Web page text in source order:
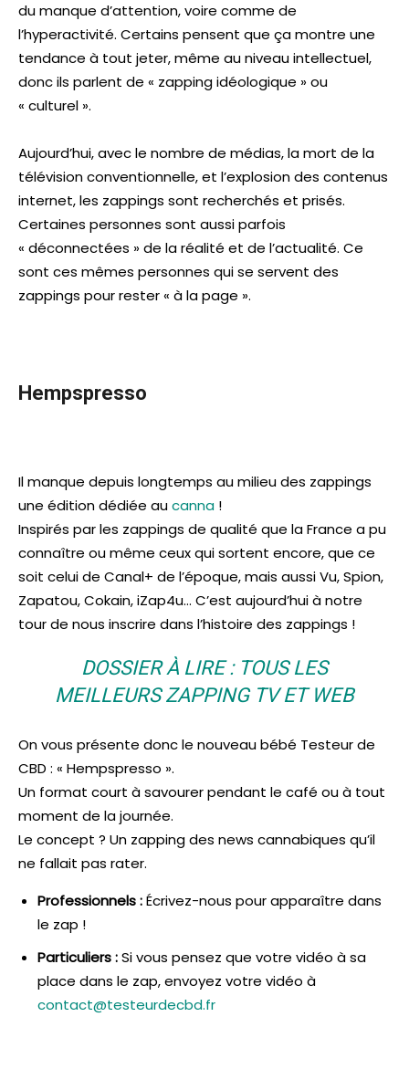
du manque d’attention, voire comme de
l’hyperactivité. Certains pensent que ça montre une
tendance à tout jeter, même au niveau intellectuel,
donc ils parlent de « zapping idéologique » ou
« culturel ».
Aujourd’hui, avec le nombre de médias, la mort de la
télévision conventionnelle, et l’explosion des contenus
internet, les zappings sont recherchés et prisés.
Certaines personnes sont aussi parfois
« déconnectées » de la réalité et de l’actualité. Ce
sont ces mêmes personnes qui se servent des
zappings pour rester « à la page ».
Hempspresso
Il manque depuis longtemps au milieu des zappings
une édition dédiée aucanna !
Inspirés par les zappings de qualité que la France a pu
connaître ou même ceux qui sortent encore, que ce
soit celui de Canal+ de l’époque, mais aussi Vu, Spion,
Zapatou, Cokain, iZap4u… C’est aujourd’hui à notre
tour de nous inscrire dans l’histoire des zappings !
DOSSIER À LIRE : TOUS LES
MEILLEURS ZAPPING TV ET WEB
On vous présente donc le nouveau bébé Testeur de
CBD : « Hempspresso ».
Un format court à savourer pendant le café ou à tout
moment de la journée.
Le concept ? Un zapping des news cannabiques qu’il
ne fallait pas rater.
Professionnels :Écrivez-nous pour apparaître dans
le zap !
Particuliers :Si vous pensez que votre vidéo à sa
place dans le zap, envoyez votre vidéo à
contact@testeurdecbd.fr